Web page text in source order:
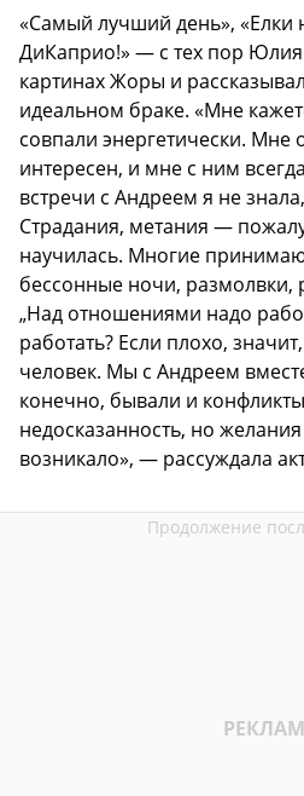
«Самый лучший день», «Елки
ДиКаприо!» — с тех пор
картинах Жоры и
идеальном браке. «Мне
совпали энергетически. Мне
интересен, и мне с ним
встречи с Андреем я не
Страдания, метания —
научилась. Многие
бессонные ночи, размолвки,
„Над отношениями надо
работать? Если плохо,
человек. Мы с Андреем
конечно, бывали и
недосказанность, но
возникало», — рассуждала